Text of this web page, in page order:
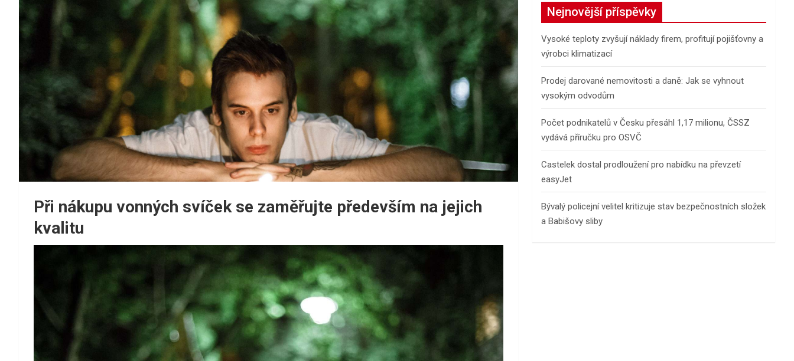
Při nákupu vonných svíček se zaměřujte především na jejich
kvalitu
h
Nejnovější příspěvky
Vysoké teploty zvyšují náklady firem, profitují pojišťovny a
výrobci klimatizací
Prodej darované nemovitosti a daně: Jak se vyhnout
vysokým odvodům
Počet podnikatelů v Česku přesáhl 1,17 milionu, ČSSZ
vydává příručku pro OSVČ
Castelek dostal prodloužení pro nabídku na převzetí
easyJet
Bývalý policejní velitel kritizuje stav bezpečnostních složek
a Babišovy sliby